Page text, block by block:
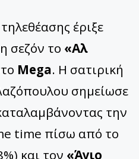
έριξε
σεζόν το «Αλ
Mega. Η σατιρική
σημείωσε
την
time πίσω από το
και τον «Άγιο